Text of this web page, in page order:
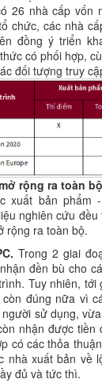
26 nhà cấp vốn
chức, các nhà
đồng ý triển
có phối hợp,
đối tượng truy
rộng ra toàn
xuất bản phẩm
nghiên cứu
rộng ra toàn bộ.
Trong 2 giai
đền bù cho
Tuy nhiên, tới
đúng nữa vì
sử dụng,
nhận được tiền
có các thỏa
nhà xuất bản về
đủ và tức thì.